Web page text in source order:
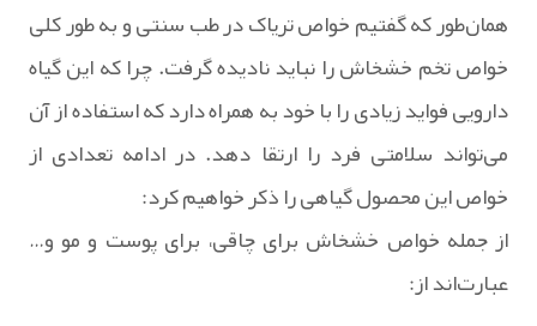
همان‌طور که گفتیم خواص تریاک در طب سنتی و به طور کلی
خواص تخم خشخاش را نباید نادیده گرفت. چرا که این گیاه
دارویی فواید زیادی را با خود به همراه دارد که استفاده از آن
می‌تواند سلامتی فرد را ارتقا دهد. در ادامه تعدادی از
خواص این محصول گیاهی را ذکر خواهیم کرد:
از جمله خواص خشخاش برای چاقی، برای پوست و مو و…
عبارت‌اند از: